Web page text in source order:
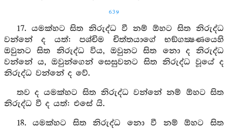
639
17. යමක්හට සිත නිරුද්ධ වී නම් ඕහට සිත නිරුද්ධ
වන්නේ ද යත්: පශ්චිම චිත්තයාගේ භඞ්ගක්‍ෂණයෙහි
ඔවුනට සිත නිරුද්ධ විය, ඔවුනට සිත නො ද නිරුද්ධ
වන්නේ ය, ඔවුන්ගෙන් සෙසුවනට සිත නිරුද්ධ වූයේ ද
නිරුද්ධ වන්නේ ද වේ.
තව ද යමක්හට සිත නිරුද්ධ වන්නේ නම් ඕහට සිත
නිරුද්ධ වී ද යත්: එසේ යි.
18. යමක්හට සිත නිරුද්ධ නො වී නම් ඕහට සිත